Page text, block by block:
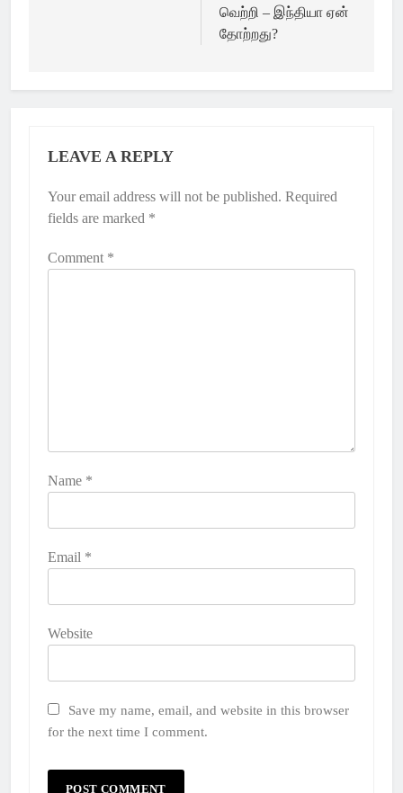
வெற்றி – இந்தியா ஏன்
தோற்றது?
LEAVE A REPLY
Your email address will not be published. Required
fields are marked *
Comment *
Name *
Email *
Website
Save my name, email, and website in this browser
for the next time I comment.